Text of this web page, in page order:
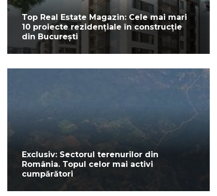
Top Real Estate Magazin: Cele mai mari
10 proiecte rezidențiale în construcție
din București
Exclusiv: Sectorul terenurilor din
România. Topul celor mai activi
cumpărători